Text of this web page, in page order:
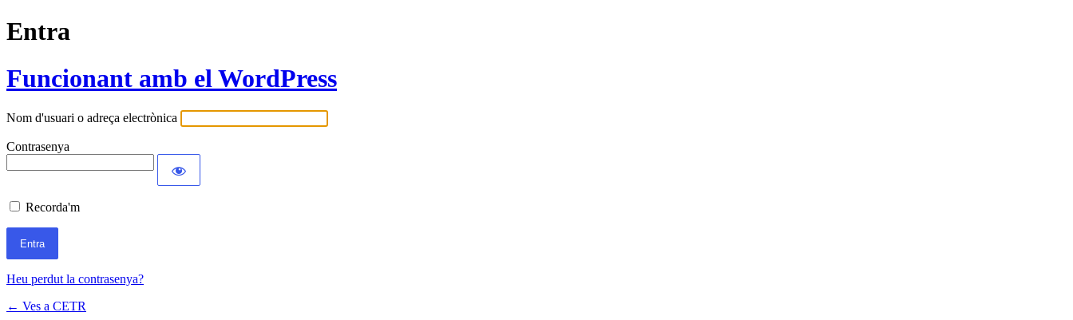
Entra
Funcionant amb el WordPress
Nom d'usuari o adreça electrònica
Contrasenya
Recorda'm
Heu perdut la contrasenya?
← Ves a CETR